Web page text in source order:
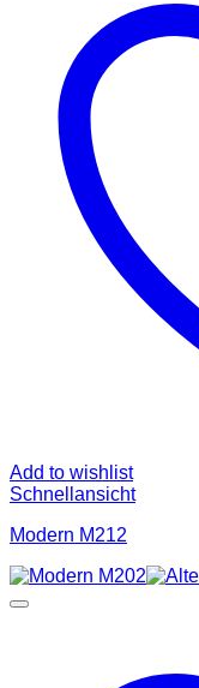
Add to wishlist
Schnellansicht
Modern M212